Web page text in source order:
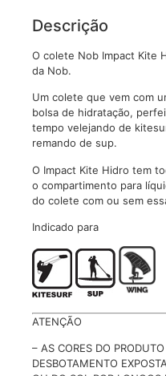
Descrição
O colete Nob Impact Kite
da Nob.
Um colete que vem com
bolsa de hidratação,
tempo velejando de
remando de sup.
O Impact Kite Hidro tem
o compartimento para
do colete com ou sem
Indicado para
ATENÇÃO
– AS CORES DO
DESBOTAMENTO